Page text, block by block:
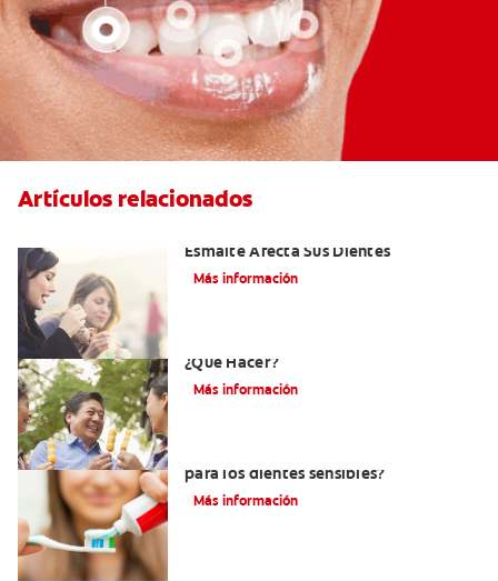
Artículos relacionados
Esmalte Afecta Sus Dientes
Más información
¿Qué Hacer?
Más información
para los dientes sensibles?
Más información